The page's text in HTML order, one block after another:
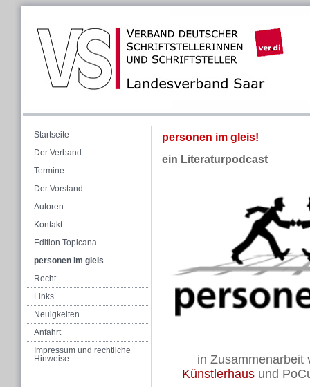
Startseite
Der Verband
Termine
Der Vorstand
Autoren
Kontakt
Edition Topicana
personen im gleis
Recht
Links
Neuigkeiten
Anfahrt
Impressum und rechtliche
Hinweise
personen im gleis!
ein Literaturpodcast
in Zusammenarbeit
Künstlerhaus und